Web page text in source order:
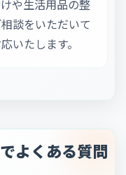
や生活用品の整
談をいただいて
いたします。
よくある質問